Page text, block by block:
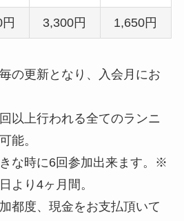
3,300円 1,650円
更新となり、入会月にお
以上行われる全てのランニ
能。
な時に6回参加出来ます。※
より4ヶ月間。
都度、現金をお支払頂いて